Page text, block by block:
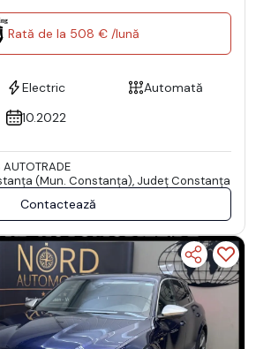
Rată de la 508 € /lună
Electric
Automată
10.2022
AUTOTRADE
(Mun. Constanţa), Județ Constanţa
Contactează